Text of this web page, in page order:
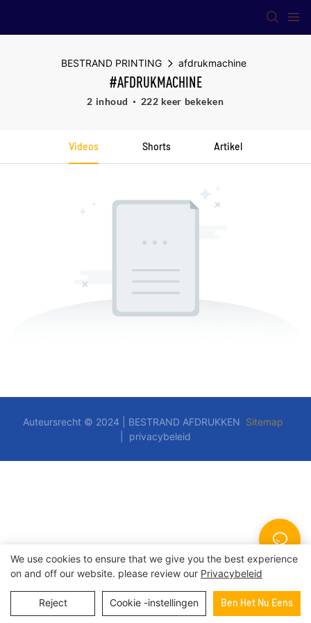
BESTRAND PRINTING afdrukmachine
#AFDRUKMACHINE
2 inhoud 222 keer bekeken
Videos Shorts Artikel
Auteursrecht © 2024 | BESTRAND AFDRUKKEN Sitemap
privacybeleid
We use cookies to ensure that we give you the best experience
on and off our website. please review our Privacybeleid
Reject Cookie -instellingen Ben Het Nu Eens